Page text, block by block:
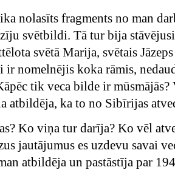
nolasīts fragments no man
svētbildi. Tā tur bija
svētā Marija, svētais
ir nomelnējis koka rāmis,
tik veca bilde ir mūsmājās?
atbildēja, ka to no Sibīrijas
Ko viņa tur darīja? Ko vēl
jautājumus es uzdevu savai
atbildēja un pastāstīja par